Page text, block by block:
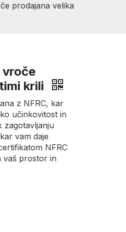
prodajana velika
vroče
krili
z NFRC, kar
učinkovitost in
zagotavljanju
vam daje
NFRC
vaš prostor in